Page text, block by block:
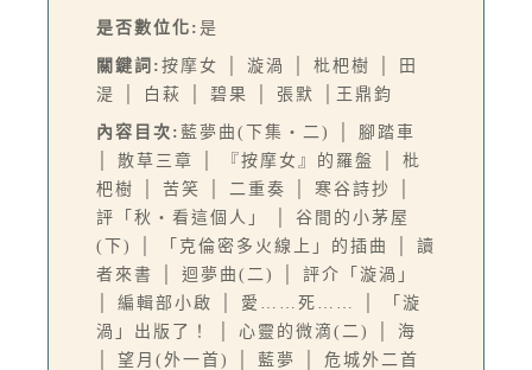
是否數位化: 是
關鍵詞: 按摩女 │ 漩渦 │ 枇杷樹 │ 田
湜 │ 白萩 │ 碧果 │ 張默 │王鼎鈞
內容目次: 藍夢曲(下集‧二) │ 腳踏車
│ 散草三章 │ 『按摩女』的羅盤 │ 枇
杷樹 │ 苦笑 │ 二重奏 │ 寒谷詩抄 │
評「秋‧看這個人」 │ 谷間的小茅屋
(下) │ 「克倫密多火線上」的插曲 │ 讀
者來書 │ 迴夢曲(二) │ 評介「漩渦」
│ 編輯部小啟 │ 愛……死…… │ 「漩
渦」出版了！ │ 心靈的微滴(二) │ 海
│ 望月(外一首) │ 藍夢 │ 危城外二首